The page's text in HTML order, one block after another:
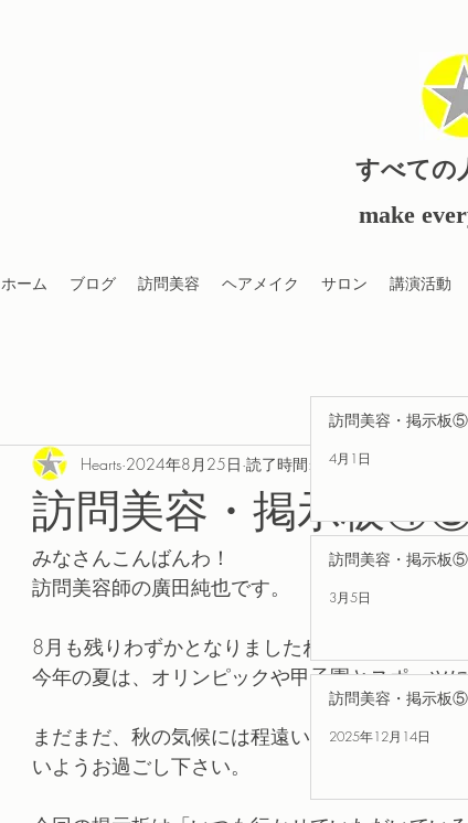
すべての
​make
ホーム ブログ 訪問美容 ヘアメイク サロン 講演活動
訪問美容・掲示板
Hearts 2024年8月25日 読了時間: 2分
みなさんこんばんわ！
訪問美容師の廣田純也です。
8月も残りわずかとなりましたね！
今年の夏は、オリンピックや甲子園とスポーツ
まだまだ、秋の気候には程遠い日々ですので、
いようお過ごし下さい。
訪問美容・掲示板
4月1日
訪問美容・掲示板
3月5日
訪問美容・掲示板
2025年12月14日